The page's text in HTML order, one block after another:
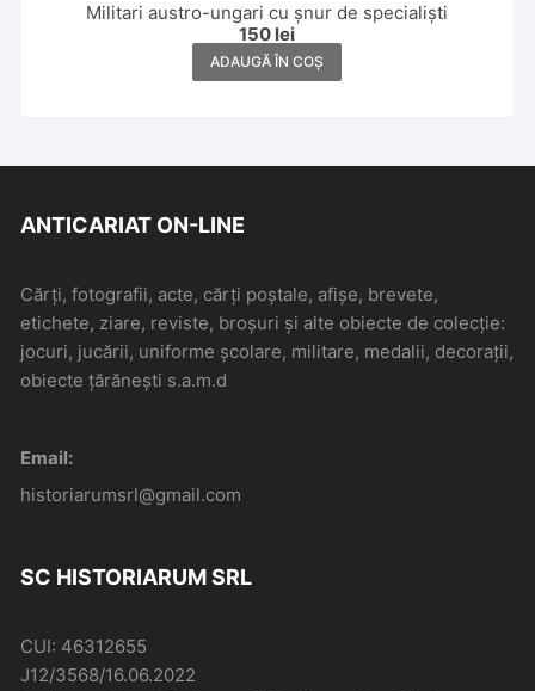
Militari austro-ungari cu șnur de specialiști
150 lei
ADAUGĂ ÎN COȘ
ANTICARIAT ON-LINE
Cărți, fotografii, acte, cărți poștale, afișe, brevete,
etichete, ziare, reviste, broșuri și alte obiecte de colecție:
jocuri, jucării, uniforme școlare, militare, medalii, decorații,
obiecte țărănești s.a.m.d
Email:
historiarumsrl@gmail.com
SC HISTORIARUM SRL
CUI: 46312655
J12/3568/16.06.2022